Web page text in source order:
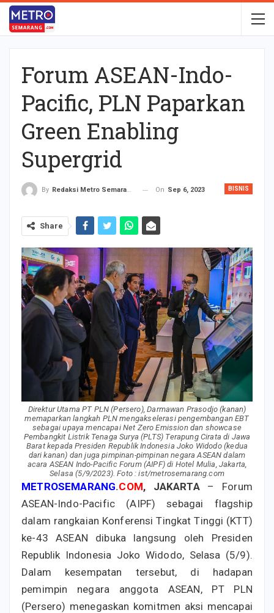
Forum ASEAN-Indo-
Pacific, PLN Paparkan
Green Enabling
Supergrid
BISNIS
By Redaksi Metro Semarang On Sep 6, 2023
Share
Direktur Utama PT PLN (Persero), Darmawan Prasodjo (kanan)
memaparkan langkah PLN mengakselerasi pengembangan EBT
sebagai upaya mencapai Net Zero Emission dan showcase
Pembangkit Listrik Tenaga Surya (PLTS) Terapung Cirata di Jawa
Barat kepada Presiden Republik Indonesia Joko Widodo (kedua
dari kanan) dan juga pimpinan-pimpinan negara ASEAN dalam
acara ASEAN Indo-Pacific Forum (AIPF) di Hotel Mulia, Jakarta,
Selasa (5/9/2023). Foto : ist/metrosemarang.com
METROSEMARANG.COM, JAKARTA – Forum
ASEAN-Indo-Pacific (AIPF) sebagai flagship
dalam rangkaian Konferensi Tingkat Tinggi (KTT)
ke-43 ASEAN dibuka langsung oleh Presiden
Republik Indonesia Joko Widodo, Selasa (5/9).
Dalam kesempatan tersebut, di hadapan
pemimpin negara anggota ASEAN, PT PLN
(Persero) menegaskan komitmen aksi mencapai